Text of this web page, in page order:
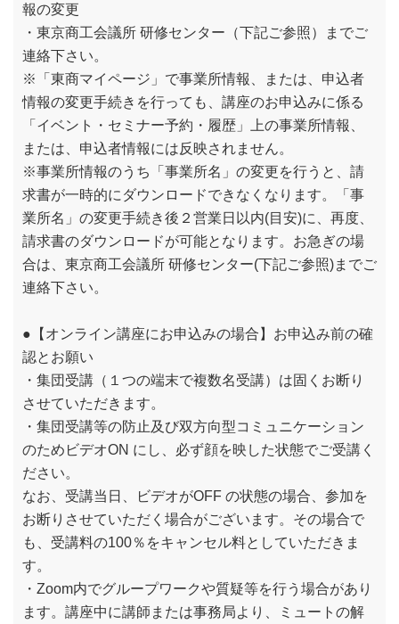
報の変更
・東京商工会議所 研修センター（下記ご参照）までご
連絡下さい。
※「東商マイページ」で事業所情報、または、申込者
情報の変更手続きを行っても、講座のお申込みに係る
「イベント・セミナー予約・履歴」上の事業所情報、
または、申込者情報には反映されません。
※事業所情報のうち「事業所名」の変更を行うと、請
求書が一時的にダウンロードできなくなります。「事
業所名」の変更手続き後２営業日以内(目安)に、再度、
請求書のダウンロードが可能となります。お急ぎの場
合は、東京商工会議所 研修センター(下記ご参照)までご
連絡下さい。
●【オンライン講座にお申込みの場合】お申込み前の確
認とお願い
・集団受講（１つの端末で複数名受講）は固くお断り
させていただきます。
・集団受講等の防止及び双方向型コミュニケーション
のためビデオON にし、必ず顔を映した状態でご受講く
ださい。
なお、受講当日、ビデオがOFF の状態の場合、参加を
お断りさせていただく場合がございます。その場合で
も、受講料の100％をキャンセル料としていただきま
す。
・Zoom内でグループワークや質疑等を行う場合があり
ます。講座中に講師または事務局より、ミュートの解